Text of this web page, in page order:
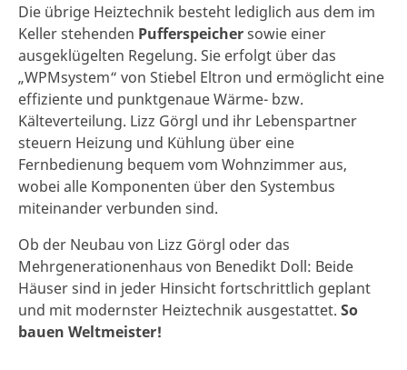
Die übrige Heiztechnik besteht lediglich aus dem im
Keller stehenden Pufferspeichersowie einer
ausgeklügelten Regelung. Sie erfolgt über das
„WPMsystem“ von Stiebel Eltron und ermöglicht eine
effiziente und punktgenaue Wärme- bzw.
Kälteverteilung. Lizz Görgl und ihr Lebenspartner
steuern Heizung und Kühlung über eine
Fernbedienung bequem vom Wohnzimmer aus,
wobei alle Komponenten über den Systembus
miteinander verbunden sind.
Ob der Neubau von Lizz Görgl oder das
Mehrgenerationenhaus von Benedikt Doll: Beide
Häuser sind in jeder Hinsicht fortschrittlich geplant
und mit modernster Heiztechnik ausgestattet. So
bauen Weltmeister!